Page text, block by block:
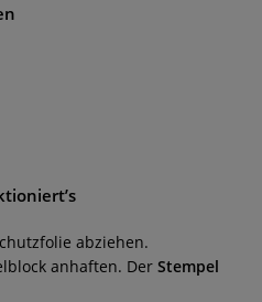
abziehen.
anhaften. Der Stempel